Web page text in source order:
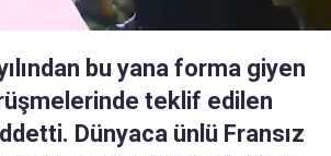
bu yana forma giyen
teklif edilen
Dünyaca ünlü Fransız